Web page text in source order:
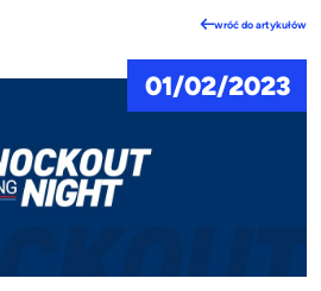
wróć do artykułów
01/02/2023